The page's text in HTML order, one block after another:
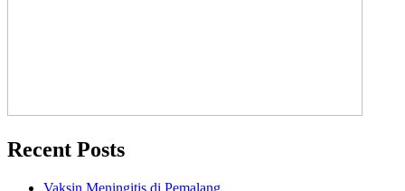
Recent Posts
Vaksin Meningitis di Pemalang